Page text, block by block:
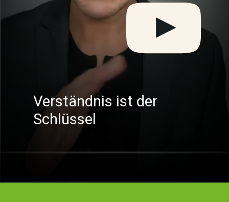
Verständnis ist der
Schlüssel